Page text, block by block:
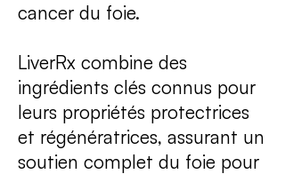
cancer du foie.
LiverRx combine des
ingrédients clés connus pour
leurs propriétés protectrices
et régénératrices, assurant un
soutien complet du foie pour